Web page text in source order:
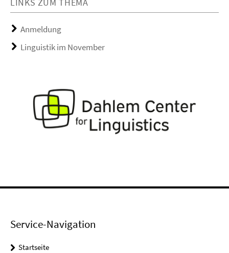
Anmeldung
Linguistik im November
Service-Navigation
Startseite